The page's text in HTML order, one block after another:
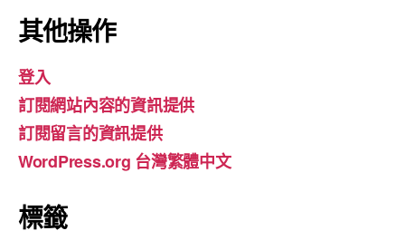
c
b
o
o
k
a
gr
a
m
u
b
e
其他操作
登入
訂閱網站內容的資訊提供
訂閱留言的資訊提供
WordPress.org 台灣繁體中文
標籤